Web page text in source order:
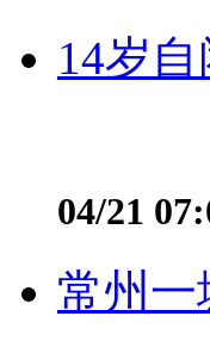
14岁
04/21
常州